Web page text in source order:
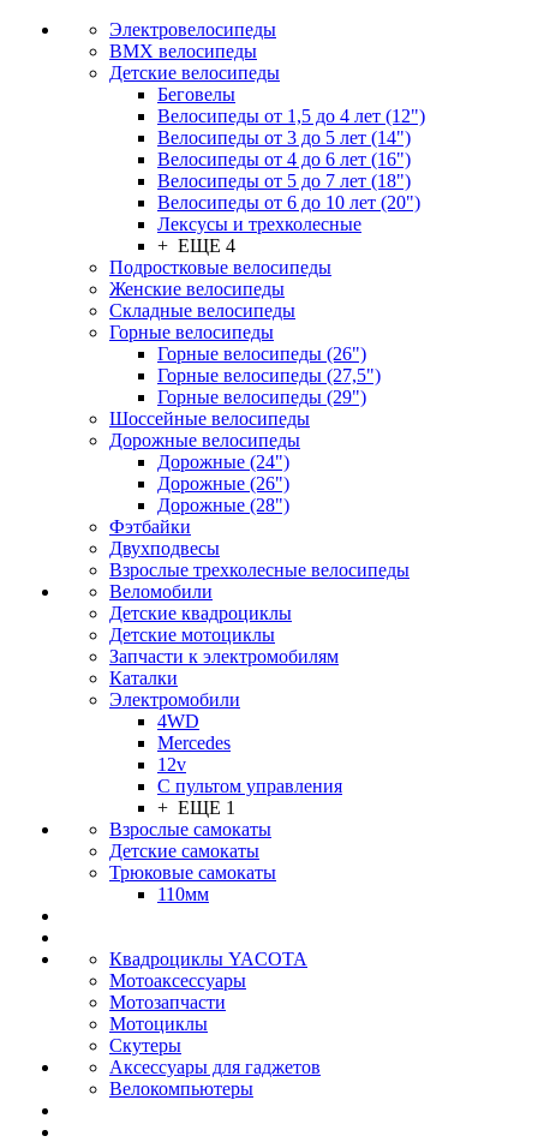
Электровелосипеды
BMX велосипеды
Детские велосипеды
Беговелы
Велосипеды от 1,5 до 4 лет (12")
Велосипеды от 3 до 5 лет (14")
Велосипеды от 4 до 6 лет (16")
Велосипеды от 5 до 7 лет (18")
Велосипеды от 6 до 10 лет (20")
Лексусы и трехколесные
+ ЕЩЕ 4
Подростковые велосипеды
Женские велосипеды
Складные велосипеды
Горные велосипеды
Горные велосипеды (26")
Горные велосипеды (27,5")
Горные велосипеды (29")
Шоссейные велосипеды
Дорожные велосипеды
Дорожные (24")
Дорожные (26")
Дорожные (28")
Фэтбайки
Двухподвесы
Взрослые трехколесные велосипеды
Веломобили
Детские квадроциклы
Детские мотоциклы
Запчасти к электромобилям
Каталки
Электромобили
4WD
Mercedes
12v
С пультом управления
+ ЕЩЕ 1
Взрослые самокаты
Детские самокаты
Трюковые самокаты
110мм
Квадроциклы YACOTA
Мотоаксессуары
Мотозапчасти
Мотоциклы
Скутеры
Аксессуары для гаджетов
Велокомпьютеры